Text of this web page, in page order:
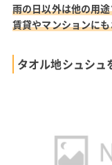
雨の日以外は他の用
賃貸やマンションに
タオル地シュシュ